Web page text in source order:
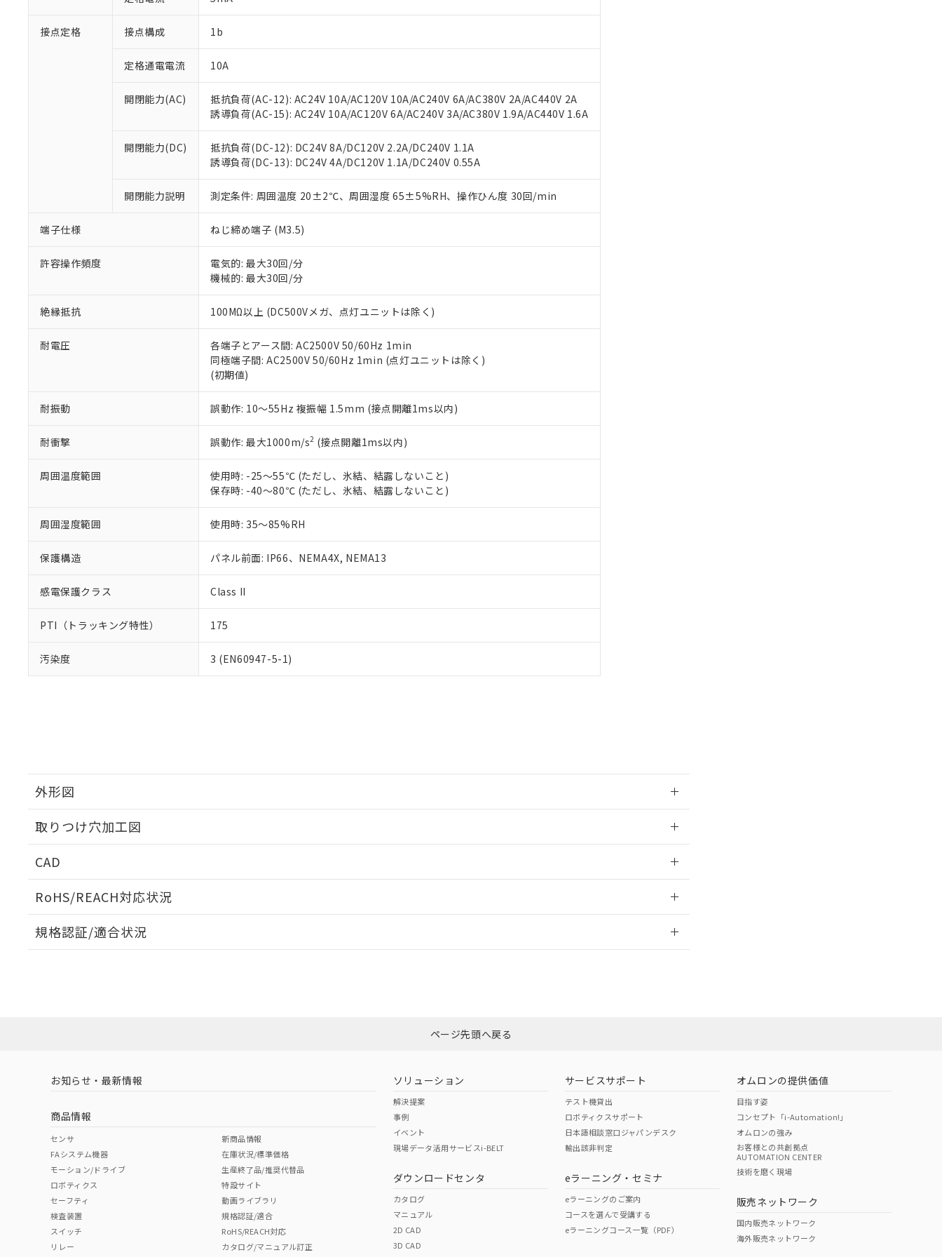
接点定格 接点構成 1b
定格通電電流 10A
開閉能力(AC)
抵抗負荷(AC-12): AC24V 10A/AC120V 10A/AC240V 6A/AC380V 2A/AC440V 2A
誘導負荷(AC-15): AC24V 10A/AC120V 6A/AC240V 3A/AC380V 1.9A/AC440V 1.6A
開閉能力(DC)
抵抗負荷(DC-12): DC24V 8A/DC120V 2.2A/DC240V 1.1A
誘導負荷(DC-13): DC24V 4A/DC120V 1.1A/DC240V 0.55A
開閉能力説明 測定条件: 周囲温度 20±2℃、周囲湿度 65±5%RH、操作ひん度 30回/min
端子仕様 ねじ締め端子 (M3.5)
許容操作頻度
電気的: 最大30回/分
機械的: 最大30回/分
絶縁抵抗 100MΩ以上 (DC500Vメガ、点灯ユニットは除く)
耐電圧
各端子とアース間: AC2500V 50/60Hz 1min
同極端子間: AC2500V 50/60Hz 1min (点灯ユニットは除く)
(初期値)
耐振動 誤動作: 10～55Hz 複振幅 1.5mm (接点開離1ms以内)
耐衝撃 誤動作: 最大1000m/s2 (接点開離1ms以内)
周囲温度範囲
使用時: -25～55℃ (ただし、氷結、結露しないこと)
保存時: -40～80℃ (ただし、氷結、結露しないこと)
周囲湿度範囲 使用時: 35～85%RH
保護構造 パネル前面: IP66、NEMA4X, NEMA13
感電保護クラス Class II
PTI（トラッキング特性） 175
汚染度 3 (EN60947-5-1)
外形図
取りつけ穴加工図
CAD
RoHS/REACH対応状況
EU RoHS 注意事項・凡例
ダウンロードはこちら
中国 RoHS 注意事項・凡例
中国 RoHS表
Pb Hg Cr(VI)
O O
規格認証/適合状況
（イギリス
（ノルウェー
（日本
（アメリカ
この製品の規格認証/適合状況ページへ
その他の認証はこちらのページからご検索ください
本サービスは、当社制御機器事業取扱商品の当社在庫状況および標準価格(税抜)を提供させていただ
当社制御機器事業取扱商品の中には、本サービスの対象外となる商品もあることをご了承ください。
い。
正式な納期状況および標準価格はお客様のお取引先、またはお客様担当のオムロン制御機器販売店・
当社販売員にご相談ください。
在庫状況および標準価格結果を当社の事前の承諾なく第三者に漏洩または開示しないようお願いしま
す。
マイパーツ機能（部品リスト作成サービス）をご利用いただくには、I-Webメンバーズにご登録され
ている必要があります。
お客様が当ウェブサイト上で当社にご登録された部品リストについて、当社および当社の共同利用者
が、当社の製品・サービスに関するお客様との取引・商談に必要な範囲で利用することをご了承くだ
さい。
いる法人を指します。
*EU RoHS指令（10物質）：
フタル酸ビス(2-エチルヘキシル) (DEHP)(別名：DOP) 1000ppm以下、フタル酸ブチルベンジル（BBP） 1000ppm以下、フタル酸ジブチ
ル（DBP） 1000ppm以下、フタル酸ジイソブチル (DIBP) 1000ppm以下
但し、RoHS指令で産業用監視および制御機器に対する適用除外項目は除く。
フタル酸エステル類の４物質については閾値を超える意図的な使用がないことを確認しています。
※2 対応予定月
部品在庫の切り替え状況などにより、予定月が前後することがあります。
※3 非含有証明書ダウンロード
EU RoHS指令（10物質）の非含有証明書
51物質の非含有証明書（当社基準）
※本証明書は発行日時点で非含有を証明するもので、過去に遡って非含有を証明するものではありません。
また、RoHS指令のフタル酸エステル類４物質の対応では、対応完了までの期間は出荷製品に未対応品が
混在することから備考欄に対応日を記載しておりました。
既に当社にて対応品への在庫切替を完了していることから、特段のことがない限り、2022年1月12日よ
り割愛しております。
「×」：最大均質材料含有率が中国RoHSの基準値を超えていることを示します。
Pb(鉛) :1000ppm、 Hg(水銀) : 1000ppm、 Cd(カドミウム) : 100ppm、
DEHP(フタル酸ビス(2-エチルヘキシル)) : 1000ppm
※2 環境保護使用期限
「ｅ」：有害物質（10物質）のすべてが基準値以下であることを示します。
味します。
「－」：未確認です。当社販売部門へお問い合わせください。
当社は、これら貴社製品のうち、外国為替および外国貿易法に定める商品（以下｢規制貨物等」とい
などの必要な手続きをとります。
ます。
当社は貴社製品を、核兵器、ミサイル、化学兵器、生物兵器またはその他武器並びにこれらの製造装
置等に一切使用いたしません。
当社は、貴社製品を第三者に販売する場合は、上記1、2および3の内容を当該第三者に通知します。
たしません。
△ 一定数には満たないが在庫あり
－
在庫なし(最新の在庫状況については、お客様のお取引先、またはお客様担当のオムロン制御
機器販売店・当社販売員にご確認ください)
空
受注生産機種、また在庫状況の情報を公開していない機種
ページ先頭へ戻る
お知らせ・最新情報
商品情報
センサ
FAシステム機器
モーション/ドライブ
ロボティクス
セーフティ
検査装置
スイッチ
リレー
新商品情報
在庫状況/標準価格
生産終了品/推奨代替品
特設サイト
動画ライブラリ
規格認証/適合
RoHS/REACH対応
カタログ/マニュアル訂正
ソリューション
解決提案
事例
イベント
現場データ活用サービスi-BELT
ダウンロードセンタ
カタログ
マニュアル
2D CAD
3D CAD
サービスサポート
テスト機貸出
ロボティクスサポート
日本語相談窓口ジャパンデスク
輸出該非判定
eラーニング・セミナ
eラーニングのご案内
コースを選んで受講する
eラーニングコース一覧（PDF）
オムロンの提供価値
目指す姿
コンセプト「i-Automation!」
オムロンの強み
お客様との共創拠点
AUTOMATION CENTER
技術を磨く現場
販売ネットワーク
国内販売ネットワーク
海外販売ネットワーク